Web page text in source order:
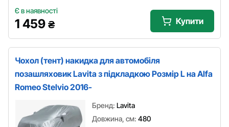
Є в наявності
1 459 ₴ Купити
Чохол (тент) накидка для автомобіля
позашляховик Lavita з підкладкою Розмір L на Alfa
Romeo Stelvio 2016-
Бренд: Lavita
Довжина, см: 480